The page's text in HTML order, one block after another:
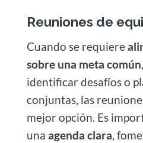
Reuniones de
Cuando se requiere
sobre una meta común
identificar desafíos o
conjuntas, las
mejor opción. Es
una agenda clara,